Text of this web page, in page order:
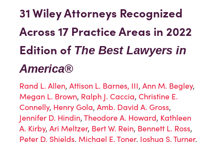
31 Wiley Attorneys Recognized
Across 17 Practice Areas in 2022
Edition of The Best Lawyers in
America®
Rand L. Allen, Attison L. Barnes, III, Ann M. Begley,
Megan L. Brown, Ralph J. Caccia, Christine E.
Connelly, Henry Gola, Amb. David A. Gross,
Jennifer D. Hindin, Theodore A. Howard, Kathleen
A. Kirby, Ari Meltzer, Bert W. Rein, Bennett L. Ross,
Peter D. Shields, Michael E. Toner, Joshua S. Turner,